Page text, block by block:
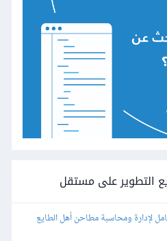
التطوير على مستقل
لإدارة ومحاسبة مطاحن أهل الطايع